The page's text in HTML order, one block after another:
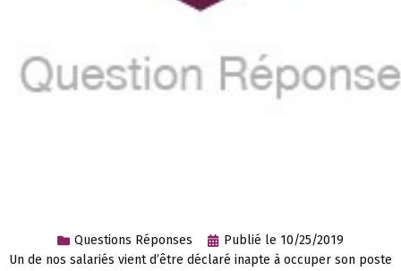
Questions Réponses Publié le 10/25/2019
Un de nos salariés vient d’être déclaré inapte à occuper son poste